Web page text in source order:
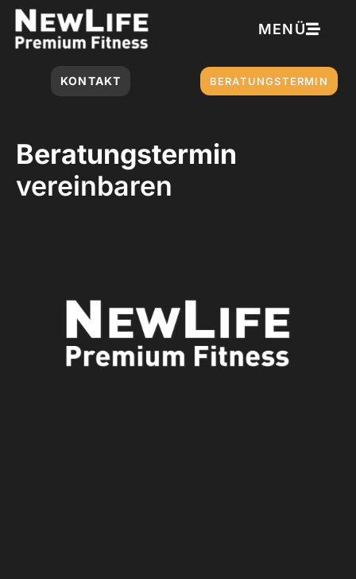
MENÜ
KONTAKT BERATUNGSTERMIN
Beratungstermin
vereinbaren